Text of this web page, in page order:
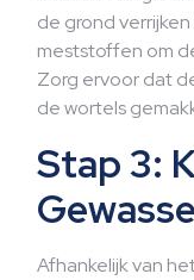
de grond
meststoffen om
Zorg ervoor dat
de wortels
Stap 3:
Afhankelijk van